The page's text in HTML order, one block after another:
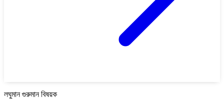
লঘুমান গুরুমান বিষয়ক